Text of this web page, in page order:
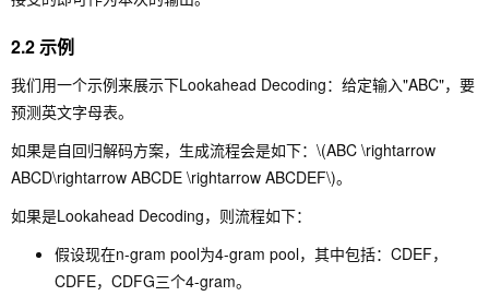
2.2 示例
我们用一个示例来展示下Lookahead Decoding：给定输入"ABC"，要
预测英文字母表。
如果是自回归解码方案，生成流程会是如下： \(ABC \rightarrow
ABCD\rightarrow ABCDE \rightarrow ABCDEF\)。
如果是Lookahead Decoding，则流程如下：
假设现在n-gram pool为4-gram pool，其中包括：CDEF，
CDFE，CDFG三个4-gram。